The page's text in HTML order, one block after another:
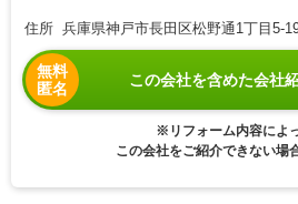
住所 兵庫県神戸市長田区松野通1丁目5-
無料
匿名
この会社を含めた会社
※リフォーム内容によ
この会社をご紹介できない場